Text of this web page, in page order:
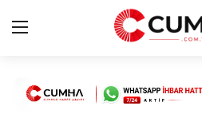
Kurumsal